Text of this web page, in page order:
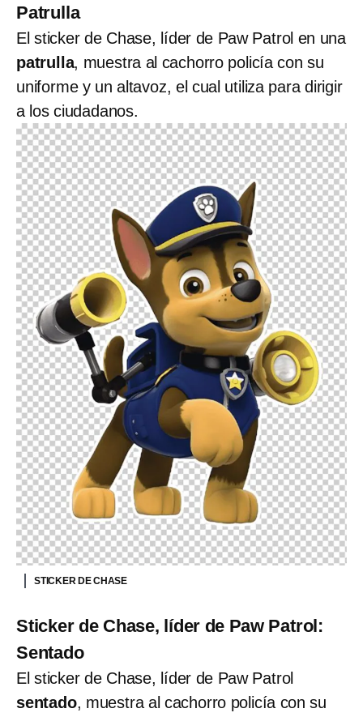
Patrulla
El sticker de Chase, líder de Paw Patrol en una
patrulla, muestra al cachorro policía con su
uniforme y un altavoz, el cual utiliza para dirigir
a los ciudadanos.
STICKER DE CHASE
Sticker de Chase, líder de Paw Patrol:
Sentado
El sticker de Chase, líder de Paw Patrol
sentado, muestra al cachorro policía con su